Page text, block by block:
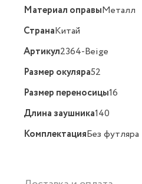
Материал оправыМеталл
СтранаКитай
Артикул2364-Beige
Размер окуляра52
Размер переносицы16
Длина заушника140
КомплектацияБез футляра